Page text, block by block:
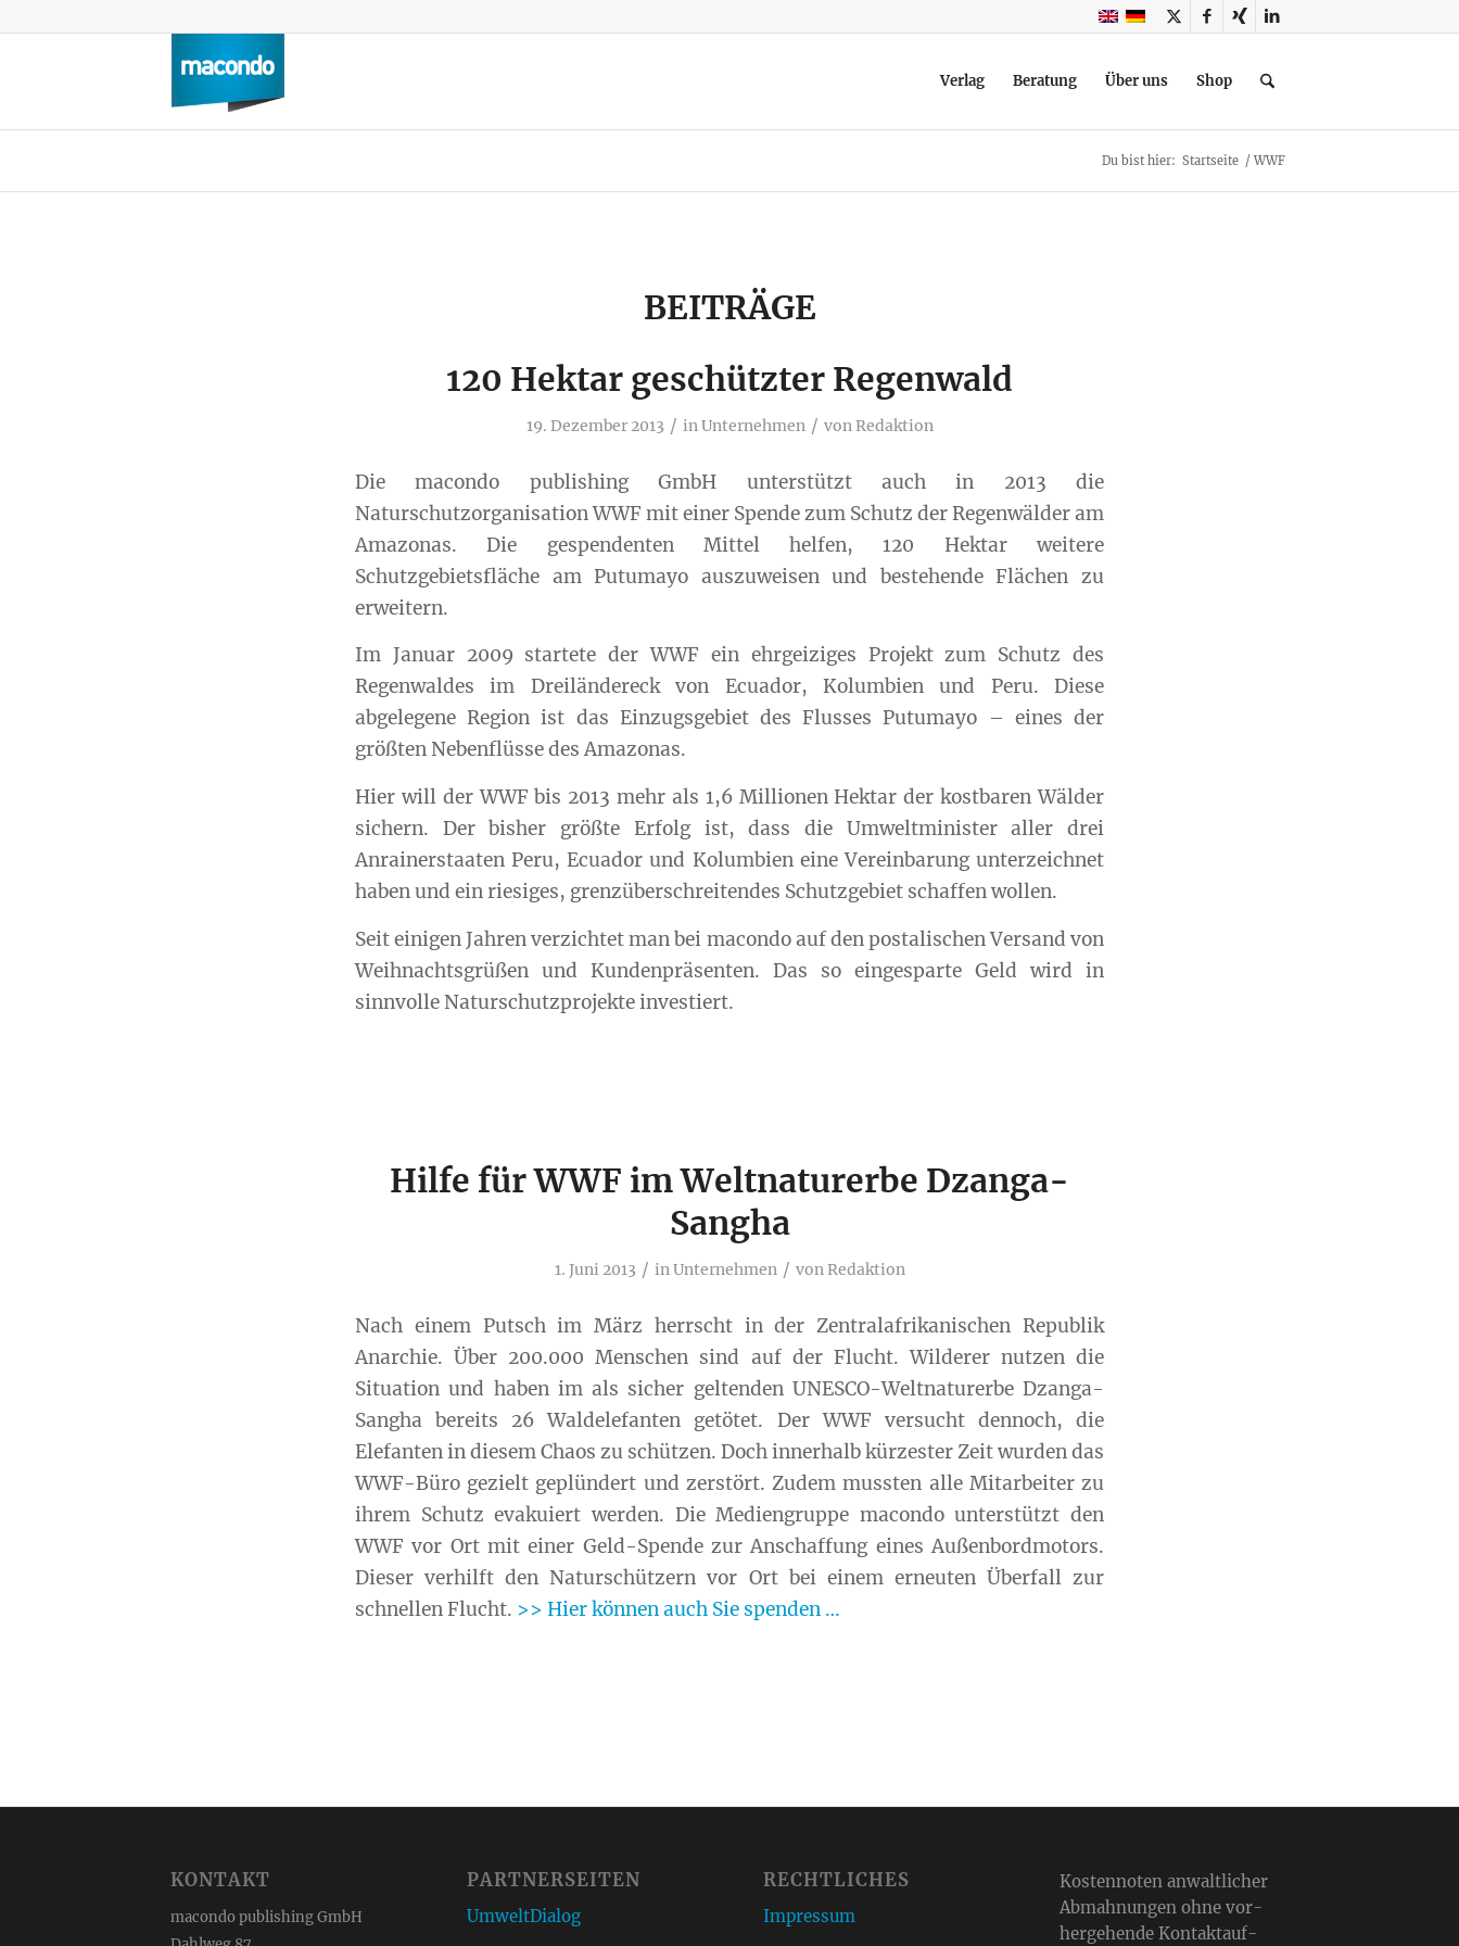
Verlag Beratung Über uns Shop
Du bist hier: Startseite / WWF
BEITRÄGE
120 Hektar geschützter Regenwald
19. Dezember 2013 / inUnternehmen / vonRedaktion
Die macondo publishing GmbH unterstützt auch in 2013 die
Naturschutzorganisation WWF mit einer Spende zum Schutz der Regenwälder am
Amazonas. Die gespendenten Mittel helfen, 120 Hektar weitere
Schutzgebietsfläche am Putumayo auszuweisen und bestehende Flächen zu
erweitern.
Im Januar 2009 startete der WWF ein ehrgeiziges Projekt zum Schutz des
Regenwaldes im Dreiländereck von Ecuador, Kolumbien und Peru. Diese
abgelegene Region ist das Einzugsgebiet des Flusses Putumayo – eines der
größten Nebenflüsse des Amazonas.
Hier will der WWF bis 2013 mehr als 1,6 Millionen Hektar der kostbaren Wälder
sichern. Der bisher größte Erfolg ist, dass die Umweltminister aller drei
Anrainerstaaten Peru, Ecuador und Kolumbien eine Vereinbarung unterzeichnet
haben und ein riesiges, grenzüberschreitendes Schutzgebiet schaffen wollen.
Seit einigen Jahren verzichtet man bei macondo auf den postalischen Versand von
Weihnachtsgrüßen und Kundenpräsenten. Das so eingesparte Geld wird in
sinnvolle Naturschutzprojekte investiert.
Hilfe für WWF im Weltnaturerbe Dzanga-
Sangha
1. Juni 2013 / inUnternehmen / vonRedaktion
Nach einem Putsch im März herrscht in der Zentralafrikanischen Republik
Anarchie. Über 200.000 Menschen sind auf der Flucht. Wilderer nutzen die
Situation und haben im als sicher geltenden UNESCO-Weltnaturerbe Dzanga-
Sangha bereits 26 Waldelefanten getötet. Der WWF versucht dennoch, die
Elefanten in diesem Chaos zu schützen. Doch innerhalb kürzester Zeit wurden das
WWF-Büro gezielt geplündert und zerstört. Zudem mussten alle Mitarbeiter zu
ihrem Schutz evakuiert werden. Die Mediengruppe macondo unterstützt den
WWF vor Ort mit einer Geld-Spende zur Anschaffung eines Außenbordmotors.
Dieser verhilft den Naturschützern vor Ort bei einem erneuten Überfall zur
schnellen Flucht. >> Hier können auch Sie spenden …
KONTAKT
macondo publishing GmbH
PARTNERSEITEN
UmweltDialog
RECHTLICHES
Impressum
Kos­ten­no­ten anwalt­li­cher
Abmah­nun­gen ohne vor­
her­ge­hende Kon­takt­auf­